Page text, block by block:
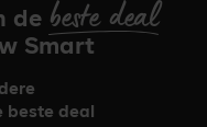
de beste deal
Smart
beste deal